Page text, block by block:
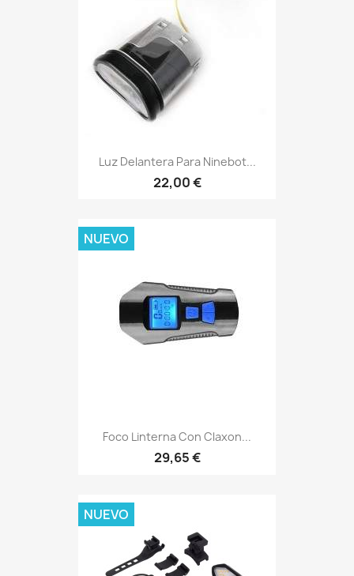
Luz Delantera Para Ninebot...
22,00 €
Foco Linterna Con Claxon...
29,65 €
NUEVO
NUEVO